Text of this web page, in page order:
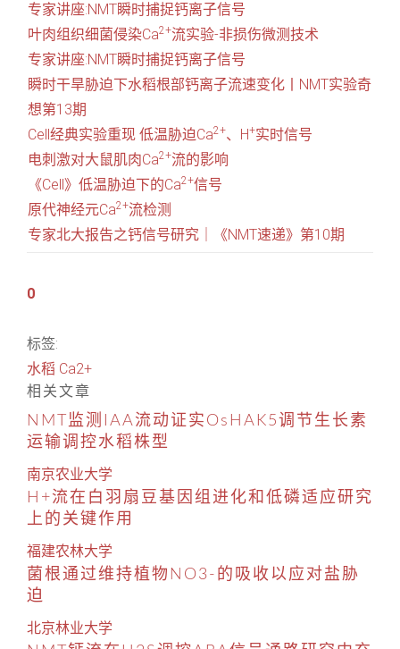
专家讲座:NMT瞬时捕捉钙离子信号
叶肉组织细菌侵染Ca2+流实验-非损伤微测技术
专家讲座:NMT瞬时捕捉钙离子信号
瞬时干旱胁迫下水稻根部钙离子流速变化丨NMT实验奇
想第13期
Cell经典实验重现 低温胁迫Ca2+、H+实时信号
电刺激对大鼠肌肉Ca2+流的影响
《Cell》低温胁迫下的Ca2+信号
原代神经元Ca2+流检测
专家北大报告之钙信号研究｜《NMT速递》第10期
0
标签:
水稻 Ca2+
相关文章
NMT监测IAA流动证实OsHAK5调节生长素
运输调控水稻株型
南京农业大学
H+流在白羽扇豆基因组进化和低磷适应研究
上的关键作用
福建农林大学
菌根通过维持植物NO3-的吸收以应对盐胁
迫
北京林业大学